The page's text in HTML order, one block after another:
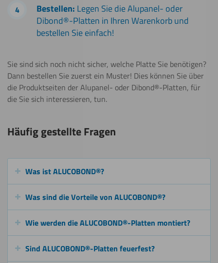
Bestellen: Legen Sie die Alupanel- oder
Dibond®-Platten in Ihren Warenkorb und
bestellen Sie einfach!
Sie sind sich noch nicht sicher, welche Platte Sie benötigen?
Dann bestellen Sie zuerst ein Muster! Dies können Sie über
die Produktseiten der Alupanel- oder Dibond®-Platten, für
die Sie sich interessieren, tun.
Häufig gestellte Fragen
Was ist ALUCOBOND®?
Was sind die Vorteile von ALUCOBOND®?
Wie werden die ALUCOBOND®-Platten montiert?
Sind ALUCOBOND®-Platten feuerfest?